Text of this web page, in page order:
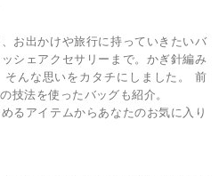
お出かけや旅行に持っていきたいバ
シェアクセサリーまで。かぎ針編み
んな思いをカタチにしました。 前
技法を使ったバッグも紹介。
るアイテムからあなたのお気に入り